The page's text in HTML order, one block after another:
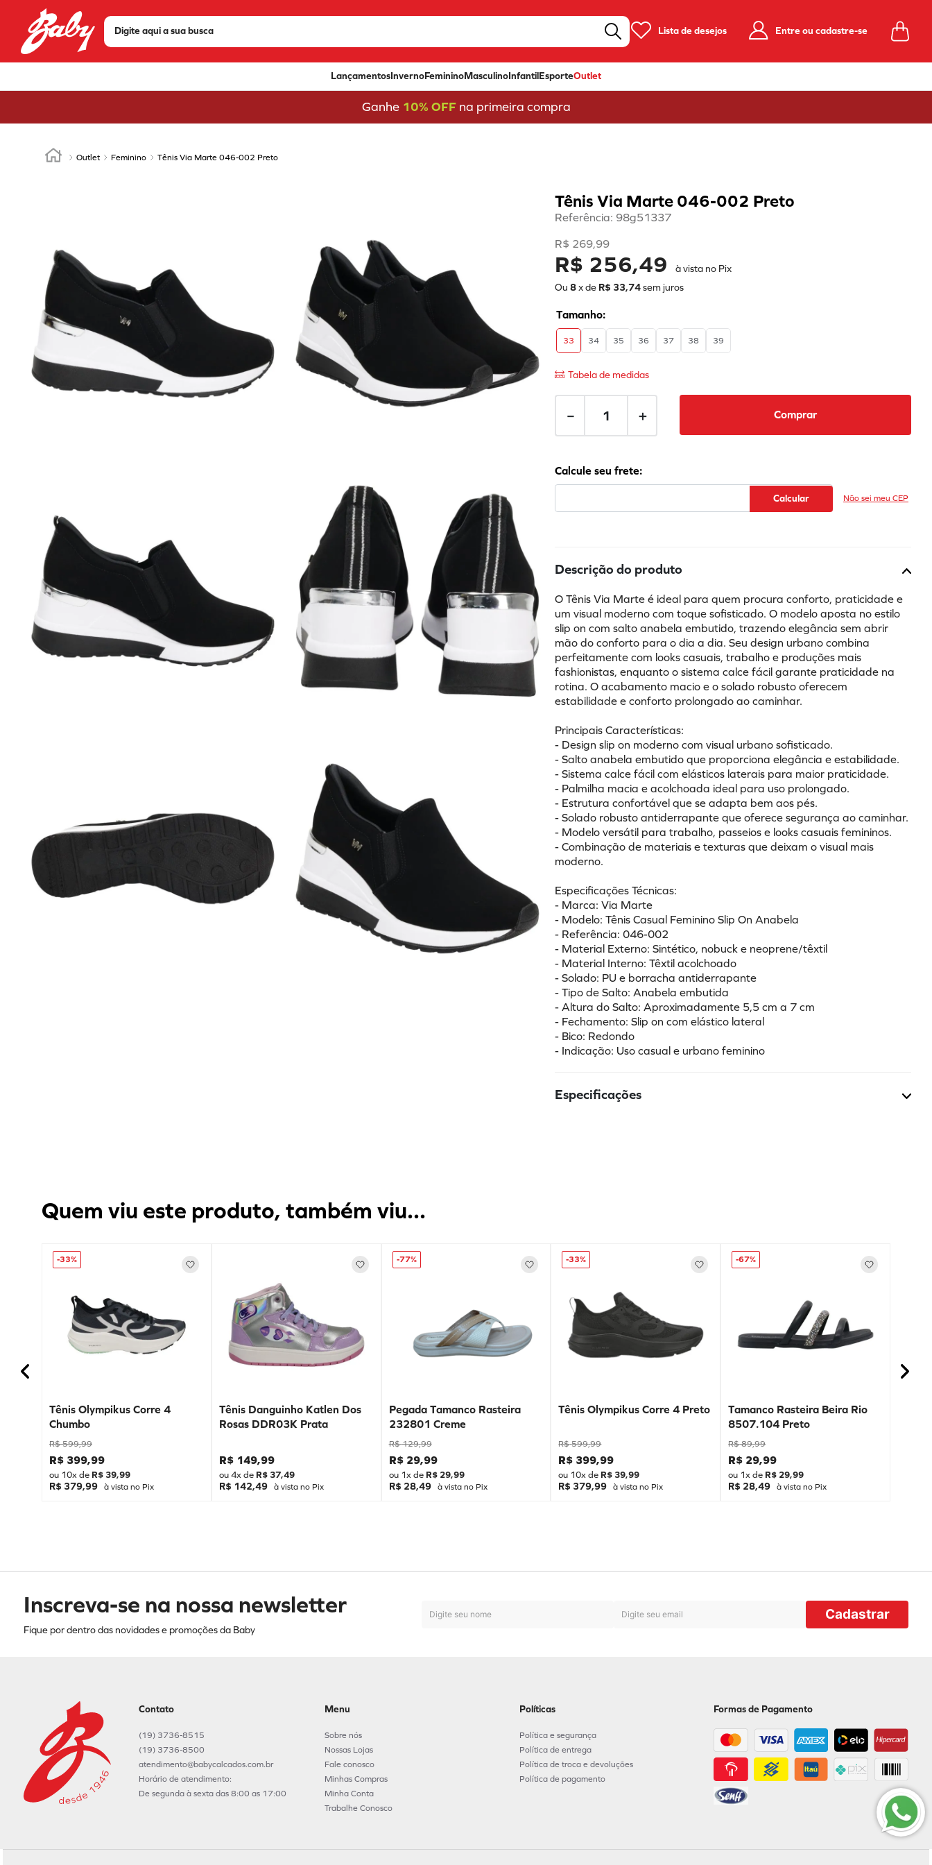
Digite aqui a sua busca
Lista de desejos Entre ou cadastre-se
LançamentosInvernoFemininoMasculinoInfantilEsporteOutlet
Ganhe 10% OFFna primeira compra
Outlet Feminino Tênis Via Marte 046-002 Preto
Tênis Via Marte 046-002 Preto
Referência: 98g51337
R$ 269,99
R$ 256,49
à vista no Pix
Ou8x de R$ 33,74sem juros
33 34 35 36 37 38 39
Tabela de medidas
＋
－ Comprar
Não sei meu CEP
Descrição do produto
O Tênis Via Marte é ideal para quem procura conforto, praticidade e
um visual moderno com toque sofisticado. O modelo aposta no estilo
slip on com salto anabela embutido, trazendo elegância sem abrir
mão do conforto para o dia a dia. Seu design urbano combina
perfeitamente com looks casuais, trabalho e produções mais
fashionistas, enquanto o sistema calce fácil garante praticidade na
rotina. O acabamento macio e o solado robusto oferecem
estabilidade e conforto prolongado ao caminhar.
Principais Características:
- Design slip on moderno com visual urbano sofisticado.
- Salto anabela embutido que proporciona elegância e estabilidade.
- Sistema calce fácil com elásticos laterais para maior praticidade.
- Palmilha macia e acolchoada ideal para uso prolongado.
- Estrutura confortável que se adapta bem aos pés.
- Solado robusto antiderrapante que oferece segurança ao caminhar.
- Modelo versátil para trabalho, passeios e looks casuais femininos.
- Combinação de materiais e texturas que deixam o visual mais
moderno.
Especificações Técnicas:
- Marca: Via Marte
- Modelo: Tênis Casual Feminino Slip On Anabela
- Referência: 046-002
- Material Externo: Sintético, nobuck e neoprene/têxtil
- Material Interno: Têxtil acolchoado
- Solado: PU e borracha antiderrapante
- Tipo de Salto: Anabela embutida
- Altura do Salto: Aproximadamente 5,5 cm a 7 cm
- Fechamento: Slip on com elástico lateral
- Bico: Redondo
- Indicação: Uso casual e urbano feminino
Especificações
Quem viu este produto, também viu...
-33%
Tênis Olympikus Corre 4
Chumbo
R$ 599,99
R$ 399,99
ou 10x de R$ 39,99
R$ 379,99 à vista no Pix
Tênis Danguinho Katlen Dos
Rosas DDR03K Prata
R$ 149,99
ou4x de R$ 37,49
R$ 142,49 à vista no Pix
-77%
Pegada Tamanco Rasteira
232801 Creme
R$ 129,99
R$ 29,99
ou 1x de R$ 29,99
R$ 28,49 à vista no Pix
-33%
Tênis Olympikus Corre 4 Preto
R$ 599,99
R$ 399,99
ou 10x de R$ 39,99
R$ 379,99 à vista no Pix
-67%
Tamanco Rasteira Beira Rio
8507.104 Preto
R$ 89,99
R$ 29,99
ou 1x de R$ 29,99
R$ 28,49 à vista no Pix
Inscreva-se na nossa newsletter
Fique por dentro das novidades e promoções da Baby
Cadastrar
Contato
(19) 3736-8515
(19) 3736-8500
atendimento@babycalcados.com.br
Horário de atendimento:
De segunda à sexta das 8:00 as 17:00
Menu
Sobre nós
Nossas Lojas
Fale conosco
Minhas Compras
Minha Conta
Trabalhe Conosco
Políticas
Política e segurança
Política de entrega
Política de troca e devoluções
Política de pagamento
Formas de Pagamento
TERMOS MAIS BUSCADOS
4 º
olympikus
9º
via marte
10
tênis via marte